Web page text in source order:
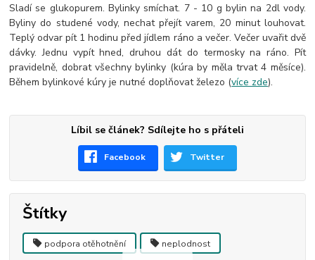
Sladí se glukopurem. Bylinky smíchat. 7 - 10 g bylin na 2dl vody.
Byliny do studené vody, nechat přejít varem, 20 minut louhovat.
Teplý odvar pít 1 hodinu před jídlem ráno a večer. Večer uvařit dvě
dávky. Jednu vypít hned, druhou dát do termosky na ráno. Pít
pravidelně, dobrat všechny bylinky (kúra by měla trvat 4 měsíce).
Během bylinkové kúry je nutné doplňovat železo (více zde).
Líbil se článek? Sdílejte ho s přáteli
Facebook Twitter
Štítky
podpora otěhotnění neplodnost